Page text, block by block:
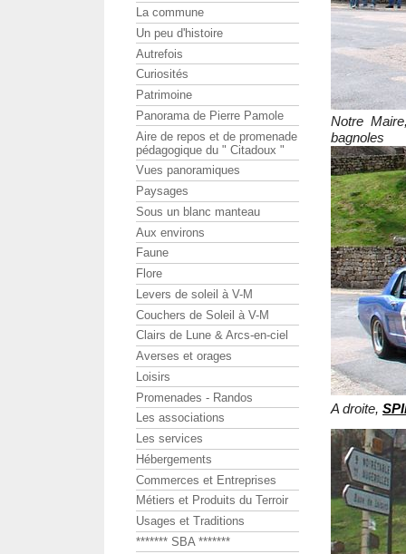
Notre
A droite,
La commune
Un peu d'histoire
Autrefois
Curiosités
Patrimoine
Panorama de Pierre Pamole
Aire de repos et de promenade
pédagogique du " Citadoux "
Vues panoramiques
Paysages
Sous un blanc manteau
Aux environs
Faune
Flore
Levers de soleil à V-M
Couchers de Soleil à V-M
Clairs de Lune & Arcs-en-ciel
Averses et orages
Loisirs
Promenades - Randos
Les associations
Les services
Hébergements
Commerces et Entreprises
Métiers et Produits du Terroir
Usages et Traditions
******* SBA *******